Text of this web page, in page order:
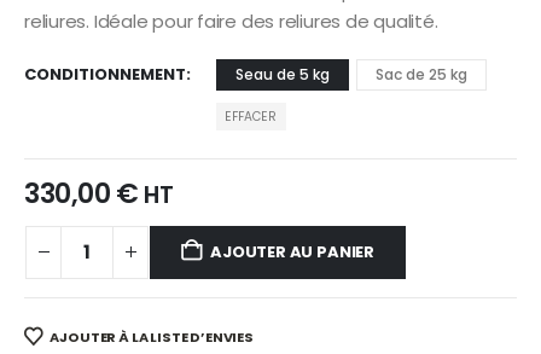
reliures. Idéale pour faire des reliures de qualité.
CONDITIONNEMENT Seau de 5 kg Sac de 25 kg
EFFACER
330,00€ HT
AJOUTER AU PANIER
AJOUTER À LA LISTE D’ENVIES